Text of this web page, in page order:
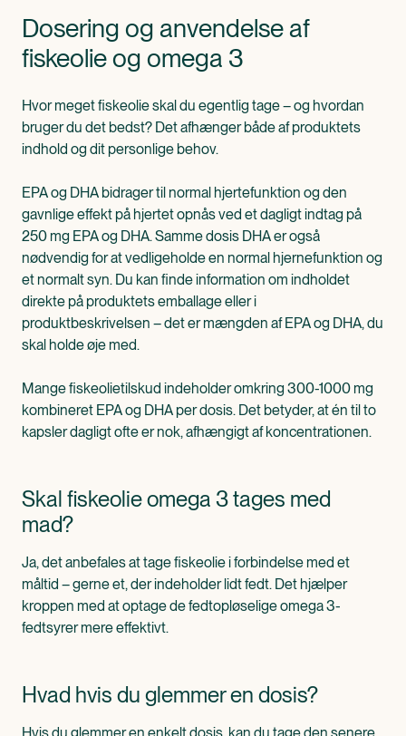
Dosering og anvendelse af
fiskeolie og omega 3
Hvor meget fiskeolie skal du egentlig tage – og hvordan
bruger du det bedst? Det afhænger både af produktets
indhold og dit personlige behov.
EPA og DHA bidrager til normal hjertefunktion og den
gavnlige effekt på hjertet opnås ved et dagligt indtag på
250 mg EPA og DHA. Samme dosis DHA er også
nødvendig for at vedligeholde en normal hjernefunktion og
et normalt syn. Du kan finde information om indholdet
direkte på produktets emballage eller i
produktbeskrivelsen – det er mængden af EPA og DHA, du
skal holde øje med.
Mange fiskeolietilskud indeholder omkring 300-1000 mg
kombineret EPA og DHA per dosis. Det betyder, at én til to
kapsler dagligt ofte er nok, afhængigt af koncentrationen.
Skal fiskeolie omega 3 tages med
mad?
Ja, det anbefales at tage fiskeolie i forbindelse med et
måltid – gerne et, der indeholder lidt fedt. Det hjælper
kroppen med at optage de fedtopløselige omega 3-
fedtsyrer mere effektivt.
Hvad hvis du glemmer en dosis?